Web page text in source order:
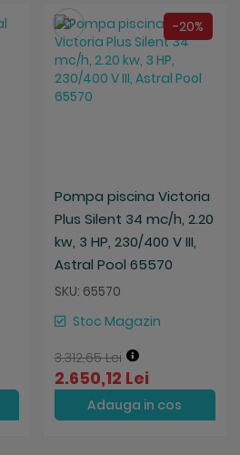
-20%
Pompa piscina Victoria
Plus Silent 34 mc/h, 2.20
kw, 3 HP, 230/400 V III,
Astral Pool 65570
SKU: 65570
Stoc Magazin
3.312,65 Lei
2.650,12 Lei
Adauga in cos
Salveaza